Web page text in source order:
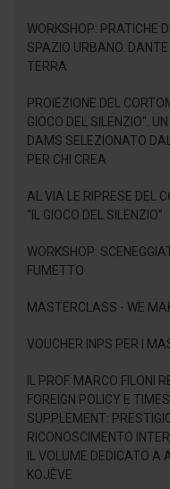
WORKSHOP: PRATICHE
SPAZIO URBANO. DANTE
TERRA
PROIEZIONE DEL
GIOCO DEL SILENZIO". UN
DAMS SELEZIONATO
PER CHI CREA
AL VIA LE RIPRESE DEL
“IL GIOCO DEL SILENZIO”
WORKSHOP:
FUMETTO
MASTERCLASS - WE
VOUCHER INPS PER I
IL PROF. MARCO FILONI
FOREIGN POLICY E
SUPPLEMENT:
RICONOSCIMENTO
IL VOLUME DEDICATO A
KOJÈVE